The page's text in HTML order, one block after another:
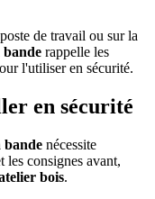
de travail ou sur la
bande rappelle les
l'utiliser en sécurité.
en sécurité
bande nécessite
les consignes avant,
bois.